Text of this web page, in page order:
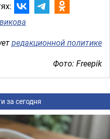
редакционной политике
Фото: Freepik
за сегодня